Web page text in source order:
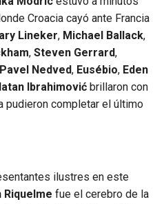
Croacia cayó ante Francia
Lineker, Michael Ballack,
, Steven Gerrard,
Pavel Nedved, Eusébio, Eden
Ibrahimović brillaron con
pudieron completar el último
ilustres en este
Riquelme fue el cerebro de la